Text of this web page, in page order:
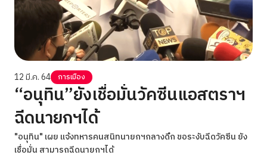
12 มี.ค. 64 การเมือง
“อนุทิน”ยังเชื่อมั่นวัคซีนแอสตราฯ
ฉีดนายกฯได้
"อนุทิน" เผย แจ้งทหารคนสนิทนายกฯกลางดึก ขอระงับฉีดวัคซีน ยัง
เชื่อมั่น สามารถฉีดนายกฯได้